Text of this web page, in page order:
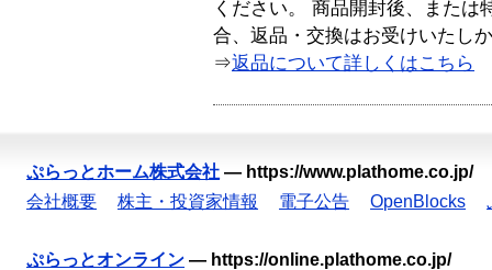
ください。 商品開封後、または
合、返品・交換はお受けいたし
⇒返品について詳しくはこちら
ぷらっとホーム株式会社 — https://www.plathome.co.jp/
会社概要
株主・投資家情報 電子公告 OpenBlocks
ぷらっとオンライン — https://online.plathome.co.jp/